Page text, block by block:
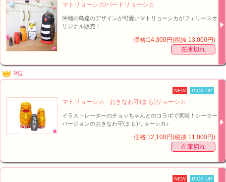
マトリョーシカ/バードリョーシカ
沖縄の鳥達のデザインが可愛いマトリョーシカがフェリースオ
リジナル販売！
価格:14,300円(税抜 13,000円)
在庫切れ
9位
NEW PICK UP
マトリョーシカ - おきなわ守(まも)リョーシカ
イラストレーターのチョッちゃんとのコラボで実現！シーサー
バージョンのおきなわ守(まも)リョーシカ♪
価格:12,100円(税抜 11,000円)
在庫切れ
NEW PICK UP